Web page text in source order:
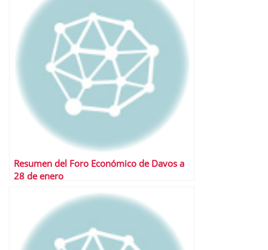
Resumen del Foro Económico de Davos a
28 de enero